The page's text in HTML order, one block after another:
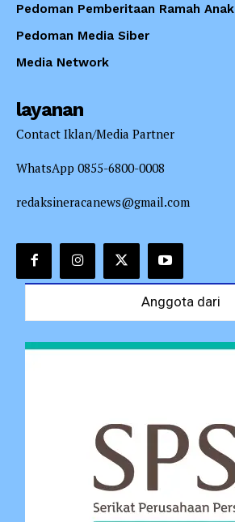
Pedoman Pemberitaan Ramah Anak
Pedoman Media Siber
Media Network
layanan
Contact Iklan/Media Partner
WhatsApp 0855-6800-0008
redaksineracanews@gmail.com
Anggota dari